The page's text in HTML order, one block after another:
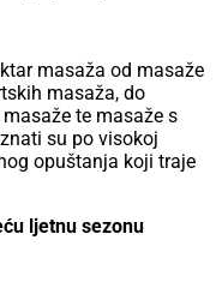
masaža od masaže
masaža, do
te masaže s
su po visokoj
opuštanja koji traje
ljetnu sezonu